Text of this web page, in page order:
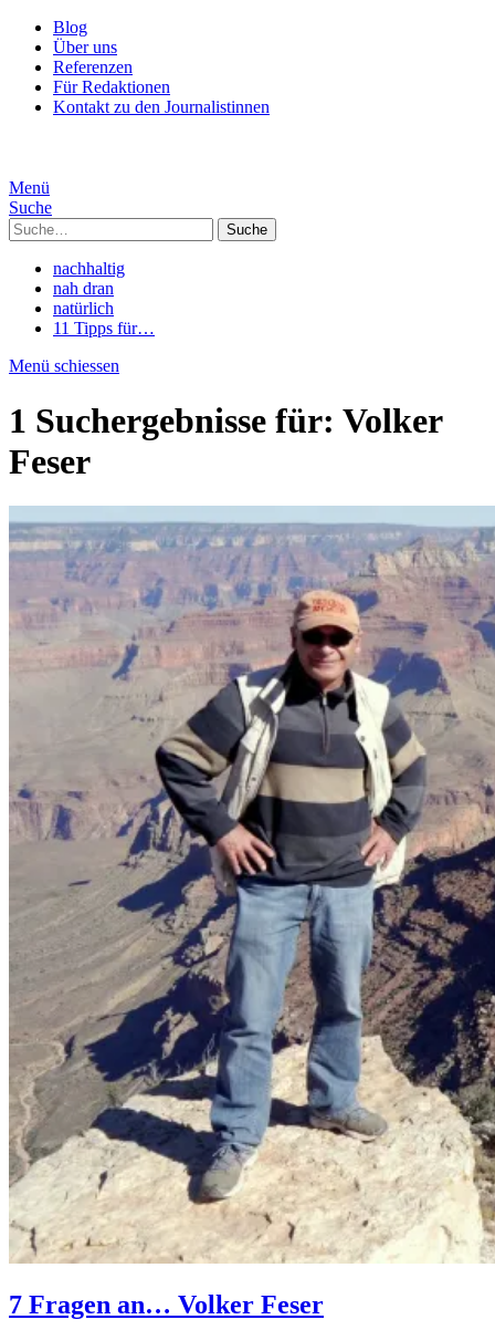
Blog
Über uns
Referenzen
Für Redaktionen
Kontakt zu den Journalistinnen
Menü
Suche
Suche
nachhaltig
nah dran
natürlich
11 Tipps für…
Menü schiessen
1 Suchergebnisse für: Volker
Feser
7 Fragen an… Volker Feser